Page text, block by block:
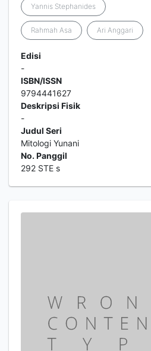
Yannis Stephanides
Rahmah Asa Ari Anggari
Edisi
-
ISBN/ISSN
9794441627
Deskripsi Fisik
-
Judul Seri
Mitologi Yunani
No. Panggil
292 STE s